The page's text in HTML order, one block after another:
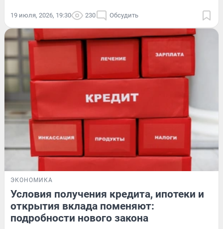
19 июля, 2026, 19:30 230 Обсудить
ЭКОНОМИКА
Условия получения кредита, ипотеки и
открытия вклада поменяют:
подробности нового закона